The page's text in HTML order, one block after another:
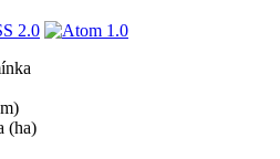
(ha)